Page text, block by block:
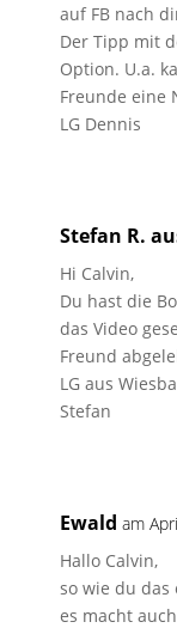
auf FB nach
Der Tipp mit
Option. U.a.
Freunde eine
LG Dennis
Stefan R.
Hi Calvin,
Du hast die
das Video
Freund
LG aus
Stefan
Ewald am
Hallo Calvin,
so wie du
es macht